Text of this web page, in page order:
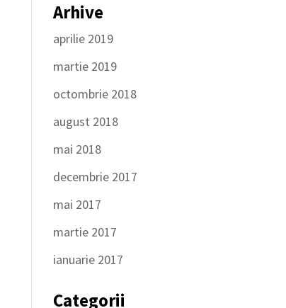
Arhive
aprilie 2019
martie 2019
octombrie 2018
august 2018
mai 2018
decembrie 2017
mai 2017
martie 2017
ianuarie 2017
Categorii